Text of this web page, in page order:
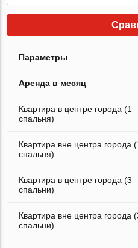
Параметры
Аренда в месяц
Квартира в центре города (1
спальня)
Квартира вне центра города
спальня)
Квартира в центре города (3
спальни)
Квартира вне центра города
спальни)